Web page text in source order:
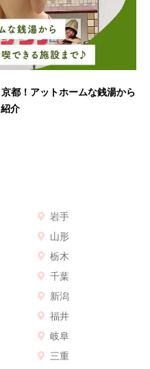
都！アットホームな銭湯から
介
岩手
山形
栃木
千葉
新潟
福井
岐阜
三重